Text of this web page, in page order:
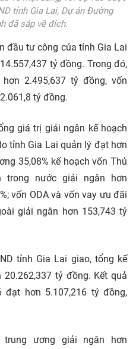
tỉnh Gia Lai, Dự án Đường
đã sắp về đích.
đầu tư công của tỉnh Gia Lai
tỷ đồng. Trong đó,
2.495,637 tỷ đồng, vốn
tỷ đồng.
giá trị giải ngân kế hoạch
tỉnh Gia Lai quản lý đạt hơn
35,08% kế hoạch vốn Thủ
trong nước giải ngân hơn
vốn ODA và vốn vay ưu đãi
giải ngân hơn 153,743 tỷ
tỉnh Gia Lai giao, tổng kế
tỷ đồng. Kết quả
hơn 5.107,216 tỷ đồng,
ương giải ngân hơn